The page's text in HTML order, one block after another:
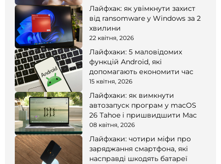
Лайфхак: як увімкнути захист
від ransomware у Windows за 2
хвилини
22 квітня, 2026
Лайфхаки: 5 маловідомих
функцій Android, які
допомагають економити час
15 квітня, 2026
Лайфхаки: як вимкнути
автозапуск програм у macOS
26 Tahoe і пришвидшити Mac
08 квітня, 2026
Лайфхаки: чотири міфи про
заряджання смартфона, які
насправді шкодять батареї